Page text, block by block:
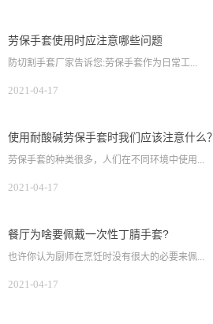
劳保手套使用时应注意哪些问题
防切割手套厂家告诉您:劳保手套作为日常工...
2021-04-17
使用耐酸碱劳保手套时我们应该注意什么？
劳保手套的种类很多，人们在不同环境中使用...
2021-04-17
餐厅为啥要佩戴一次性丁腈手套?
也许你认为厨师在烹饪时没有很大的必要来佩...
2021-04-17